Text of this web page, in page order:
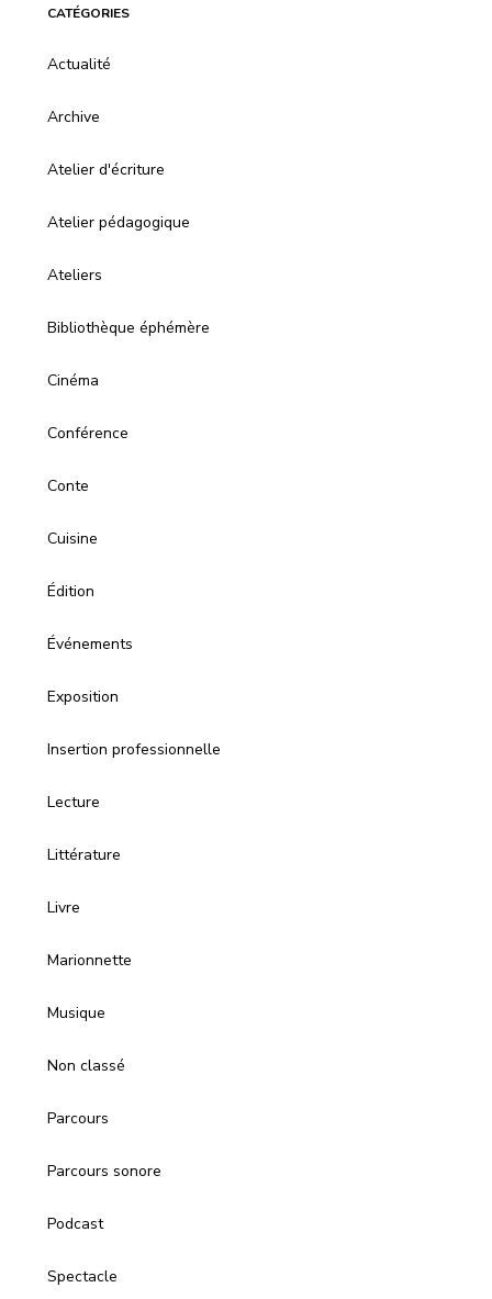
CATÉGORIES
Actualité
Archive
Atelier d'écriture
Atelier pédagogique
Ateliers
Bibliothèque éphémère
Cinéma
Conférence
Conte
Cuisine
Édition
Événements
Exposition
Insertion professionnelle
Lecture
Littérature
Livre
Marionnette
Musique
Non classé
Parcours
Parcours sonore
Podcast
Spectacle